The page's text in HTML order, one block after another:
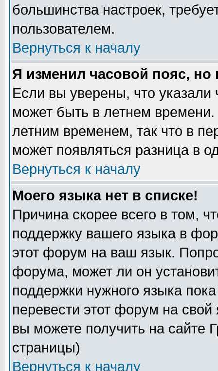
большинства настроек,
пользователем.
Вернуться к началу
Я изменил часовой пояс,
Если вы уверены, что указали
может быть в летнем
летним временем, так что в
может появляться разница в
Вернуться к началу
Моего языка нет в списке!
Причина скорее всего в том,
поддержку вашего языка в
этот форум на ваш язык.
форума, может ли он
поддержки нужного языка
перевести этот форум на
вы можете получить на сайте
страницы)
Вернуться к началу